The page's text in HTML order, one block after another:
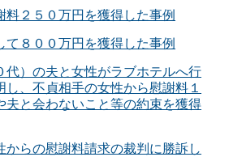
料２５０万円を獲得した事例
て８００万円を獲得した事例
代）の夫と女性がラブホテルへ行
し、不貞相手の女性から慰謝料１
夫と会わないこと等の約束を獲得
からの慰謝料請求の裁判に勝訴し